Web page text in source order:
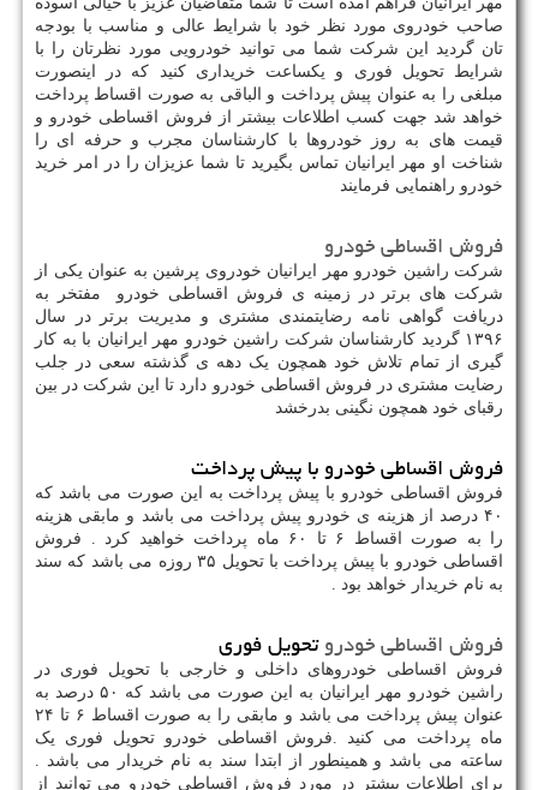
صاحب خودروی مورد نظر خود با شرایط عالی و مناسب با بودجه
تان گردید این شرکت شما می توانید خودرویی مورد نظرتان را با
شرایط تحویل فوری و یکساعت خریداری کنید که در اینصورت
مبلغی را به عنوان پیش پرداخت و الباقی به صورت اقساط پرداخت
خواهد شد جهت کسب اطلاعات بیشتر از فروش اقساطی خودرو و
قیمت های به روز خودروها با کارشناسان مجرب و حرفه ای را
شناخت او مهر ایرانیان تماس بگیرید تا شما عزیزان را در امر خرید
خودرو راهنمایی فرمایند
فروش اقساطی خودرو
شرکت راشین خودرو مهر ایرانیان خودروی پرشین به عنوان یکی از
شرکت های برتر در زمینه ی فروش اقساطی خودرو مفتخر به
دریافت گواهی نامه رضایتمندی مشتری و مدیریت برتر در سال
۱۳۹۶ گردید کارشناسان شرکت راشین خودرو مهر ایرانیان با به کار
گیری از تمام تلاش خود همچون یک دهه ی گذشته سعی در جلب
رضایت مشتری در فروش اقساطی خودرو دارد تا این شرکت در بین
رقبای خود همچون نگینی بدرخشد
فروش اقساطی خودرو با پیش پرداخت
فروش اقساطی خودرو با پیش پرداخت به این صورت می باشد که
۴۰ درصد از هزینه ی خودرو پیش پرداخت می باشد و مابقی هزینه
را به صورت اقساط ۶ تا ۶۰ ماه پرداخت خواهید کرد . فروش
اقساطی خودرو با پیش پرداخت با تحویل ۳۵ روزه می باشد که سند
به نام خریدار خواهد بود .
فروش اقساطی خودروتحویل فوری
فروش اقساطی خودروهای داخلی و خارجی با تحویل فوری در
راشین خودرو مهر ایرانیان به این صورت می باشد که ۵۰ درصد به
عنوان پیش پرداخت می باشد و مابقی را به صورت اقساط ۶ تا ۲۴
ماه پرداخت می کنید
فروش اقساطی خودرو تحویل فوری یک
ساعته می باشد و همینطور از ابتدا سند به نام خریدار می باشد .
برای اطلاعات بیشتر در مورد فروش اقساطی خودرو می توانید از